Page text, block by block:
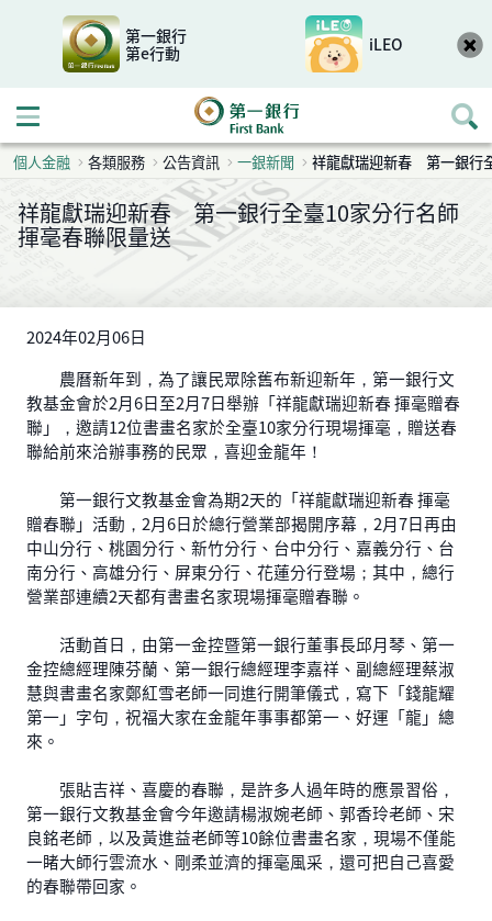
第一銀行
第e行動
iLEO
開啟行動選單
個人金融 各類服務 公告資訊 一銀新聞 祥龍獻瑞迎新春 第一銀行
祥龍獻瑞迎新春 第一銀行全臺10家分行名師
揮毫春聯限量送
2024年02月06日
農曆新年到，為了讓民眾除舊布新迎新年，第一銀行文
教基金會於2月6日至2月7日舉辦「祥龍獻瑞迎新春 揮毫贈春
聯」，邀請12位書畫名家於全臺10家分行現場揮毫，贈送春
聯給前來洽辦事務的民眾，喜迎金龍年！
第一銀行文教基金會為期2天的「祥龍獻瑞迎新春 揮毫
贈春聯」活動，2月6日於總行營業部揭開序幕，2月7日再由
中山分行、桃園分行、新竹分行、台中分行、嘉義分行、台
南分行、高雄分行、屏東分行、花蓮分行登場；其中，總行
營業部連續2天都有書畫名家現場揮毫贈春聯。
活動首日，由第一金控暨第一銀行董事長邱月琴、第一
金控總經理陳芬蘭、第一銀行總經理李嘉祥、副總經理蔡淑
慧與書畫名家鄭紅雪老師一同進行開筆儀式，寫下「錢龍耀
第一」字句，祝福大家在金龍年事事都第一、好運「龍」總
來。
張貼吉祥、喜慶的春聯，是許多人過年時的應景習俗，
第一銀行文教基金會今年邀請楊淑婉老師、郭香玲老師、宋
良銘老師，以及黃進益老師等10餘位書畫名家，現場不僅能
一睹大師行雲流水、剛柔並濟的揮毫風采，還可把自己喜愛
的春聯帶回家。